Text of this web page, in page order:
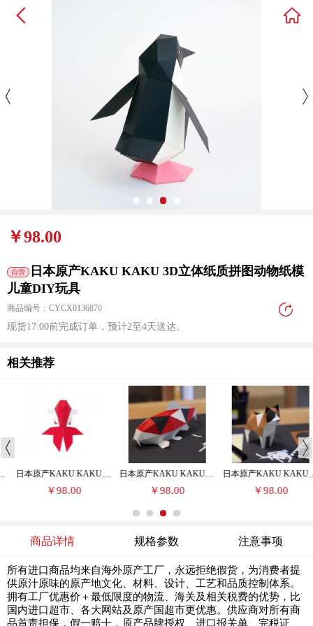
￥98.00
自营
日本原产KAKU KAKU 3D立体纸质拼图动物纸模
儿童DIY玩具
商品编号：CYCX0136870
现货17:00前完成订单，预计2至4天送达。
相关推荐
日本原产KAKU KAKU 3D立体纸质拼图动物纸模儿童DIY玩具金鱼
￥98.00
日本原产KAKU KAKU 3D立体纸质拼图动物纸模儿童DIY玩具锦鲤
￥98.00
日本原产KAKU KAKU 3D立体纸质拼图动物纸模儿童DIY玩具三色猫
￥98.00
商品详情 规格参数 注意事项
所有进口商品均来自海外原产工厂，永远拒绝假货，为消费者提
供原汁原味的原产地文化、材料、设计、工艺和品质控制体系。
拥有工厂优惠价＋最低限度的物流、海关及相关税费的优势，比
国内进口超市、各大网站及原产国超市更优惠。供应商对所有商
品首责担保，假一赔十，原产品牌授权、进口报关单、完税证